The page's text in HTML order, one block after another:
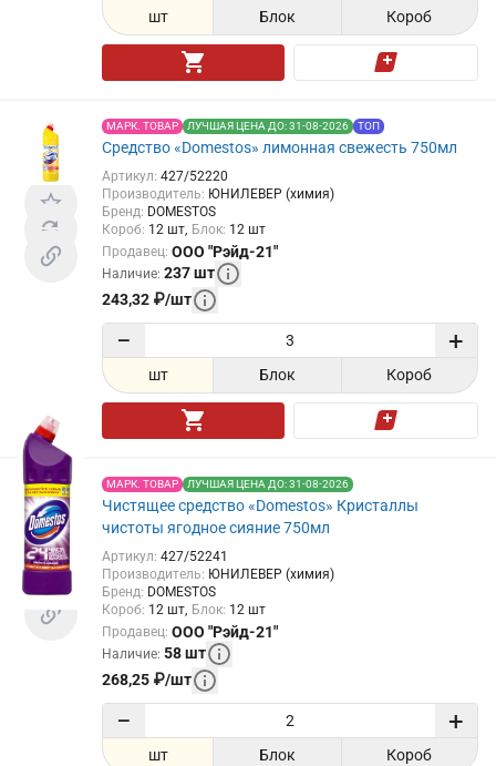
шт Блок Короб
МАРК. ТОВАР ЛУЧШАЯ ЦЕНА ДО: 31-08-2026 ТОП
Средство «Domestos» лимонная свежесть 750мл
Артикул: 427/52220
Производитель: ЮНИЛЕВЕР (химия)
Бренд: DOMESTOS
Короб: 12 шт Блок: 12 шт
Продавец: ООО "Рэйд-21"
Наличие: 237шт
243,32 ₽/шт
− +
шт Блок Короб
МАРК. ТОВАР ЛУЧШАЯ ЦЕНА ДО: 31-08-2026
Чистящее средство «Domestos» Кристаллы
чистоты ягодное сияние 750мл
Артикул: 427/52241
Производитель: ЮНИЛЕВЕР (химия)
Бренд: DOMESTOS
Короб: 12 шт Блок: 12 шт
Продавец: ООО "Рэйд-21"
Наличие: 58шт
268,25 ₽/шт
− +
шт Блок Короб